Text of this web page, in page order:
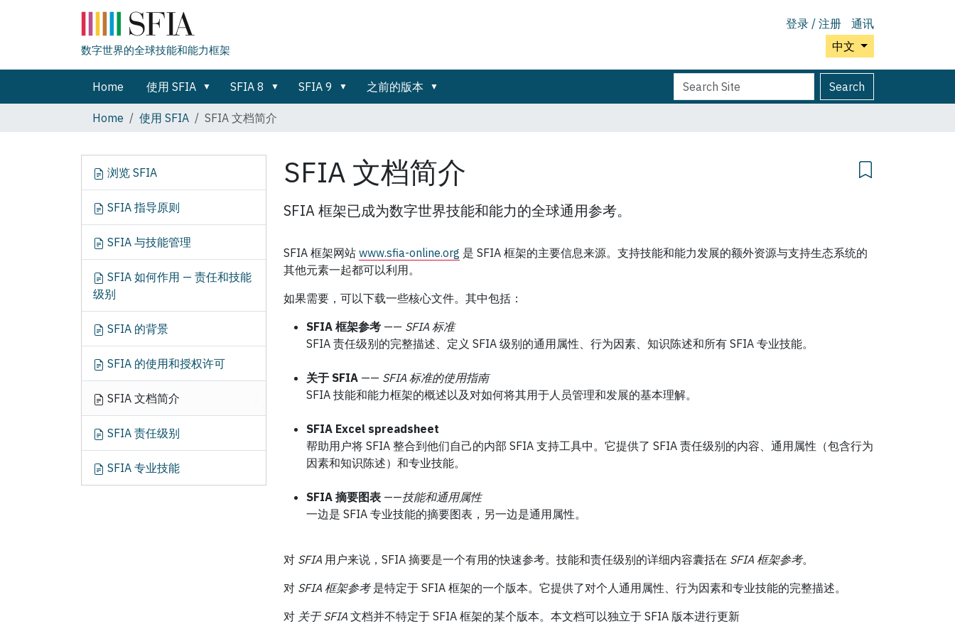
登录 / 注册
通讯
中文
数字世界的全球技能和能力框架
Home 使用 SFIA SFIA 8 SFIA 9 之前的版本
Search
Site
Search
Advanced
Search…
Home
使用 SFIA SFIA 文档简介
SFIA 文档简介
SFIA 框架已成为数字世界技能和能力的全球通用参考。
SFIA 框架网站 www.sfia-online.org 是 SFIA 框架的主要信息来源。支持技能和能力发展的额外资源与支持生态系统的
其他元素一起都可以利用。
如果需要，可以下载一些核心文件。其中包括：
SFIA 框架参考 —— SFIA 标准
SFIA 责任级别的完整描述、定义 SFIA 级别的通用属性、行为因素、知识陈述和所有 SFIA 专业技能。
关于 SFIA —— SFIA 标准的使用指南
SFIA 技能和能力框架的概述以及对如何将其用于人员管理和发展的基本理解。
SFIA Excel spreadsheet
帮助用户将 SFIA 整合到他们自己的内部 SFIA 支持工具中。它提供了 SFIA 责任级别的内容、通用属性（包含行为
因素和知识陈述）和专业技能。
SFIA 摘要图表 ——技能和通用属性
一边是 SFIA 专业技能的摘要图表，另一边是通用属性。
对 SFIA 用户来说，SFIA 摘要是一个有用的快速参考。技能和责任级别的详细内容囊括在 SFIA 框架参考。
对 SFIA 框架参考是特定于 SFIA 框架的一个版本。它提供了对个人通用属性、行为因素和专业技能的完整描述。
对 关于 SFIA 文档并不特定于 SFIA 框架的某个版本。本文档可以独立于 SFIA 版本进行更新
浏览 SFIA
SFIA 指导原则
SFIA 与技能管理
SFIA 如何作用 — 责任和技能
级别
SFIA 的背景
SFIA 的使用和授权许可
SFIA 文档简介
SFIA 责任级别
SFIA 专业技能